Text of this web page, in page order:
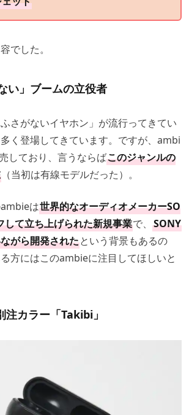
でした。
い」ブームの立役者
さがないイヤホン」が流行ってきてい
く登場してきています。ですが、ambi
しており、言うならばこのジャンルの
（当初は有線モデルだった）。
は世界的なオーディオメーカーSO
して立ち上げられた新規事業で、 SONY
がら開発されたという背景もあるの
方にはこのambieに注目してほしいと
注カラー「Takibi」